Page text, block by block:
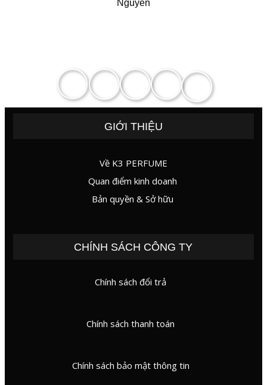
GIỚI THIỆU
CHÍNH SÁCH CÔNG TY
Về K3 PERFUME
Quan điểm kinh doanh
Bản quyền & Sở hữu
Chính sách đổi trả
Chính sách thanh toán
Chính sách bảo mật thông tin